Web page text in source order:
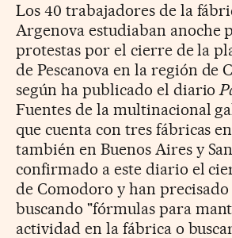
Los 40 trabajadores de la
Argenova estudiaban anoche
protestas por el cierre de la
de Pescanova en la región de
según ha publicado el diario
Fuentes de la multinacional
que cuenta con tres fábricas
también en Buenos Aires y
confirmado a este diario el
de Comodoro y han precisado
buscando "fórmulas para
actividad en la fábrica o